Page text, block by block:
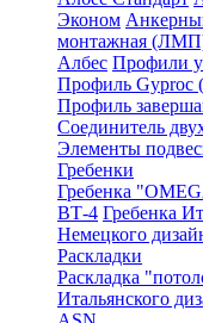
Эконом
монтажная
Албес Профили
Профиль Gyproc
Профиль
Соединитель
Элементы
Гребенки
Гребенка
ВТ-4 Гребенка
Немецкого
Раскладки
Раскладка
Итальянского